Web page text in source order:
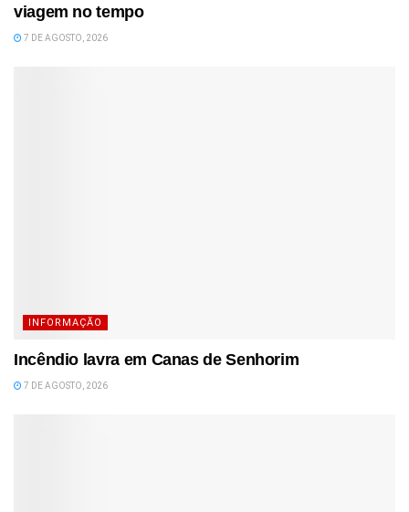
viagem no tempo
7 DE AGOSTO, 2026
INFORMAÇÃO
Incêndio lavra em Canas de Senhorim
7 DE AGOSTO, 2026